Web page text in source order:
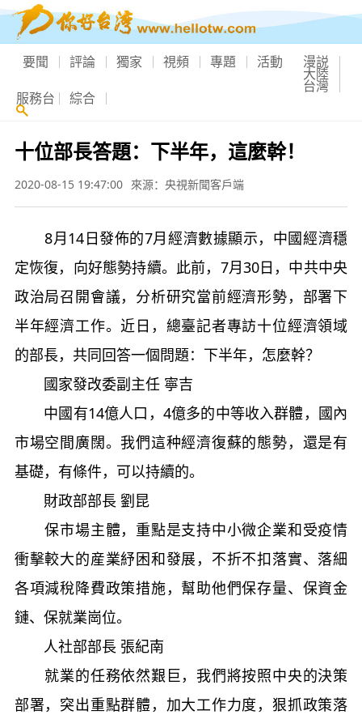
要聞 評論 獨家 視頻 專題 活動 漫説
大陸
台灣
服務台 綜合
十位部長答題：下半年，這麼幹！
2020-08-15 19:47:00 來源：央視新聞客戶端
8月14日發佈的7月經濟數據顯示，中國經濟穩
定恢復，向好態勢持續。此前，7月30日，中共中央
政治局召開會議，分析研究當前經濟形勢，部署下
半年經濟工作。近日，總臺記者專訪十位經濟領域
的部長，共同回答一個問題：下半年，怎麼幹？
國家發改委副主任 寧吉
中國有14億人口，4億多的中等收入群體，國內
市場空間廣闊。我們這种經濟復蘇的態勢，還是有
基礎，有條件，可以持續的。
財政部部長 劉昆
保市場主體，重點是支持中小微企業和受疫情
衝擊較大的産業紓困和發展，不折不扣落實、落細
各項減稅降費政策措施，幫助他們保存量、保資金
鏈、保就業崗位。
人社部部長 張紀南
就業的任務依然艱巨，我們將按照中央的決策
部署，突出重點群體，加大工作力度，狠抓政策落